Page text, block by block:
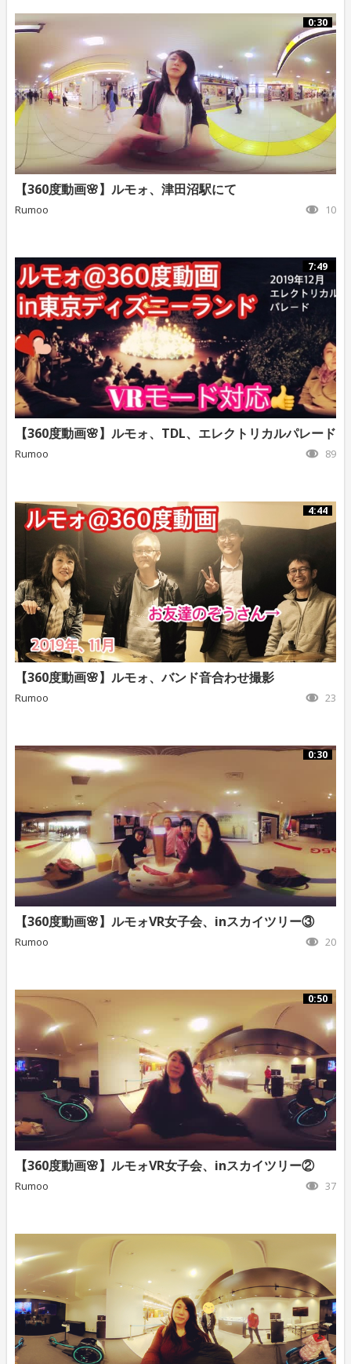
0:30
【360度動画🌸】ルモォ、津田沼駅にて
Rumoo 10
7:49
【360度動画🌸】ルモォ、TDL、エレクトリカルパレード
Rumoo 89
4:44
【360度動画🌸】ルモォ、バンド音合わせ撮影
Rumoo 23
0:30
【360度動画🌸】ルモォVR女子会、inスカイツリー③
Rumoo 20
0:50
【360度動画🌸】ルモォVR女子会、inスカイツリー②
Rumoo 37